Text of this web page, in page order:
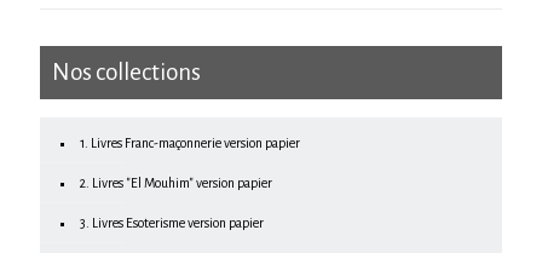
Nos collections
1. Livres Franc-maçonnerie version papier
2. Livres "El Mouhim" version papier
3. Livres Esoterisme version papier